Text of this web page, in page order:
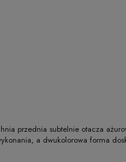
przednia subtelnie otacza
a dwukolorowa forma